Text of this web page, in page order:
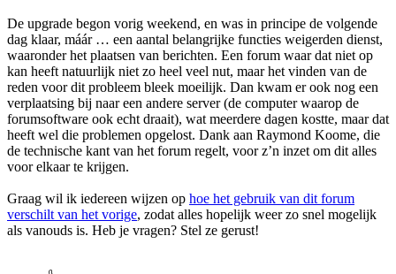
De upgrade begon vorig weekend, en was in principe de volgende
dag klaar, máár … een aantal belangrijke functies weigerden dienst,
waaronder het plaatsen van berichten. Een forum waar dat niet op
kan heeft natuurlijk niet zo heel veel nut, maar het vinden van de
reden voor dit probleem bleek moeilijk. Dan kwam er ook nog een
verplaatsing bij naar een andere server (de computer waarop de
forumsoftware ook echt draait), wat meerdere dagen kostte, maar dat
heeft wel die problemen opgelost. Dank aan Raymond Koome, die
de technische kant van het forum regelt, voor z’n inzet om dit alles
voor elkaar te krijgen.
Graag wil ik iedereen wijzen op hoe het gebruik van dit forum
verschilt van het vorige, zodat alles hopelijk weer zo snel mogelijk
als vanouds is. Heb je vragen? Stel ze gerust!